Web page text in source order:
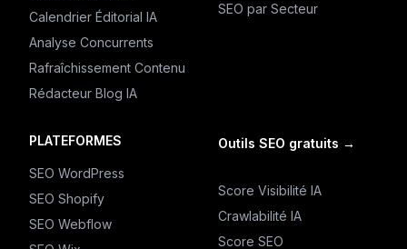
Calendrier Éditorial IA
Analyse Concurrents
Rafraîchissement Contenu
Rédacteur Blog IA
SEO par Secteur
PLATEFORMES
SEO WordPress
SEO Shopify
SEO Webflow
Outils SEO gratuits →
Score Visibilité IA
Crawlabilité IA
Score SEO